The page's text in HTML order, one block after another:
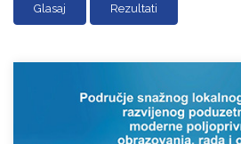
Rezultati